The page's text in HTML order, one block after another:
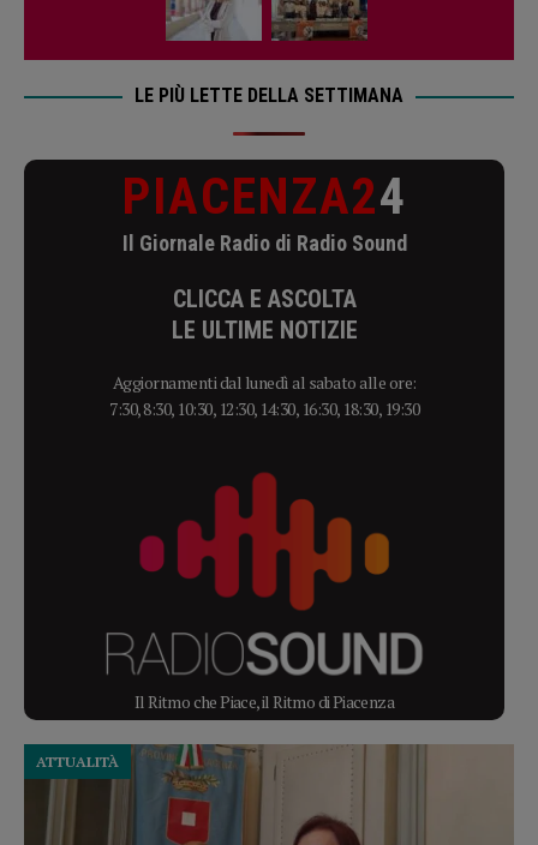
LE PIÙ LETTE DELLA SETTIMANA
PIACENZA24
Il Giornale Radio di Radio Sound
CLICCA E ASCOLTA
LE ULTIME NOTIZIE
Aggiornamenti dal lunedì al sabato alle ore:
7:30, 8:30, 10:30, 12:30, 14:30, 16:30, 18:30, 19:30
Il Ritmo che Piace, il Ritmo di Piacenza
ATTUALITÀ